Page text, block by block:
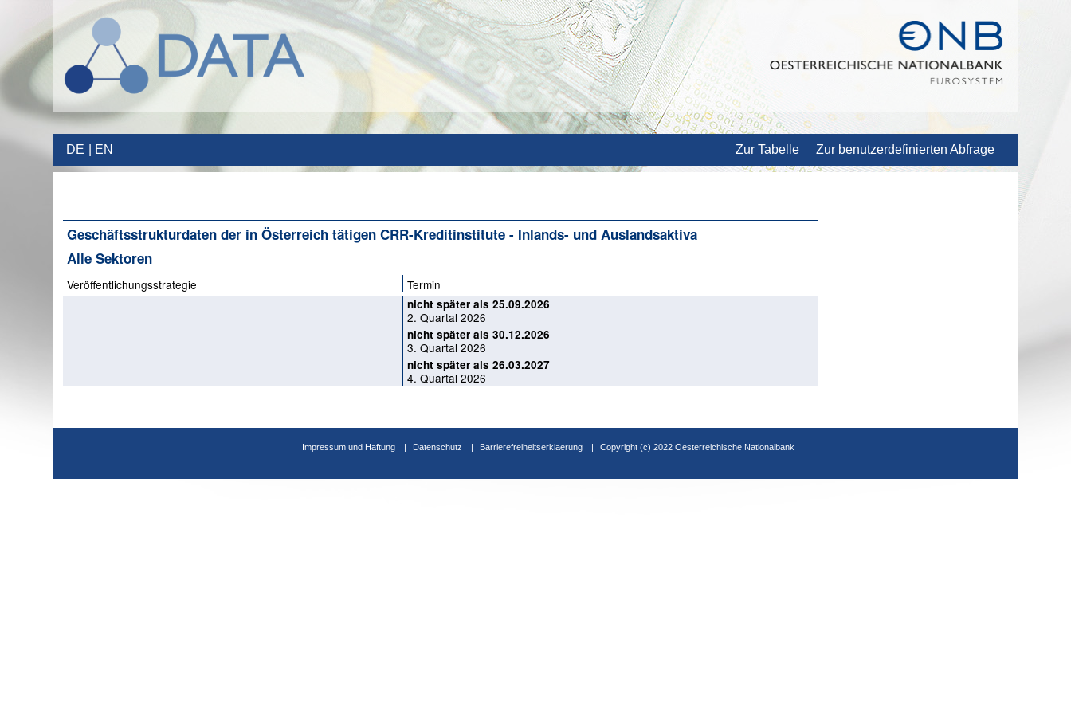
DE EN Zur Tabelle Zur benutzerdefinierten Abfrage
Geschäftsstrukturdaten der in Österreich tätigen CRR-Kreditinstitute - Inlands- und Auslandsaktiva
Alle Sektoren
Veröffentlichungsstrategie Termin
nicht später als 25.09.2026
2. Quartal 2026
nicht später als 30.12.2026
3. Quartal 2026
nicht später als 26.03.2027
4. Quartal 2026
Impressum und Haftung Datenschutz Barrierefreiheitserklaerung Copyright (c) 2022 Oesterreichische Nationalbank